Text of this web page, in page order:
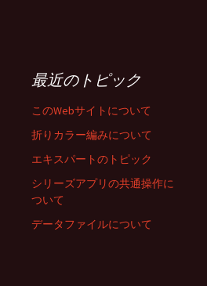
最近のトピック
このWebサイトについて
折りカラー編みについて
エキスパートのトピック
シリーズアプリの共通操作に
ついて
データファイルについて